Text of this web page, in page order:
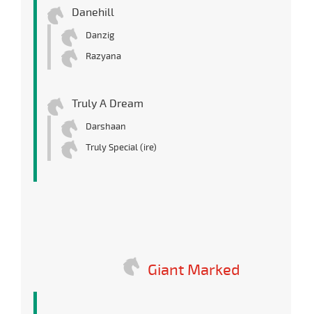
Danehill
Danzig
Razyana
Truly A Dream
Darshaan
Truly Special (ire)
Giant Marked